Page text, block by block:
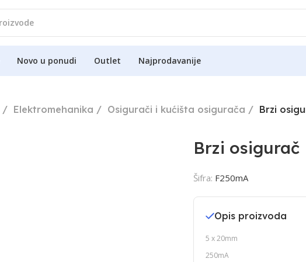
Novo u ponudi Outlet Najprodavanije
Elektromehanika Osigurači i kućišta osigurača Brzi
Brzi osigurač
Šifra: F250mA
Opis proizvoda
5 x 20mm
250mA